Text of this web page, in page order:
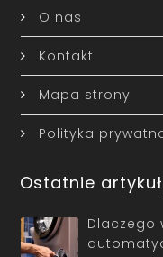
O nas
Kontakt
Mapa strony
Polityka
Ostatnie
Dlaczego